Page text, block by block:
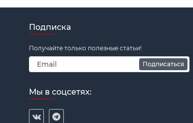
Подписка
Получайте только полезные статьи!
Подписаться
Мы в соцсетях: